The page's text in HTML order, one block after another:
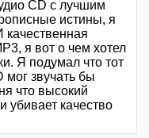
CD с лучшим
истины, я
качественная
я вот о чем хотел
Я подумал что тот
мог звучать бы
что высокий
убивает качество